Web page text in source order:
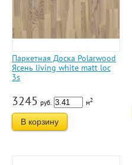
Паркетная Доска Polarwood
Ясень living white matt loc
3s
3245 руб. м2
В корзину